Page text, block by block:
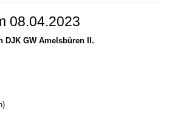
08.04.2023
DJK GW Amelsbüren II.